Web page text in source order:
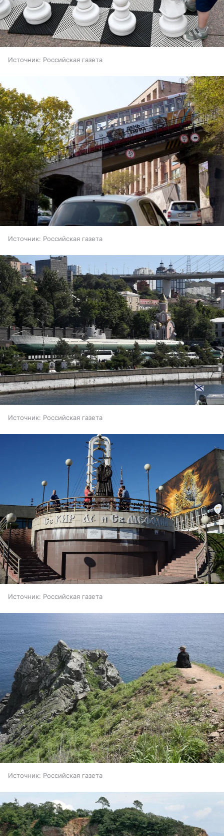
Источник: Российская газета
Источник: Российская газета
Источник: Российская газета
Источник: Российская газета
Источник: Российская газета